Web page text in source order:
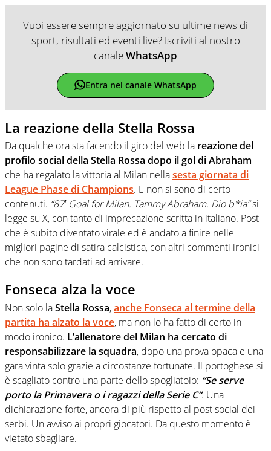
Vuoi essere sempre aggiornato su ultime news di
sport, risultati ed eventi live? Iscriviti al nostro
canaleWhatsApp
Entra nel canale WhatsApp
La reazione della Stella Rossa
Da qualche ora sta facendo il giro del web la reazione del
profilo social della Stella Rossa dopo il gol di Abraham
che ha regalato la vittoria al Milan nellasesta giornata di
League Phase di Champions. E non si sono di certo
contenuti. “87′ Goal for Milan. Tammy Abraham. Dio b*ia”si
legge su X, con tanto di imprecazione scritta in italiano. Post
che è subito diventato virale ed è andato a finire nelle
migliori pagine di satira calcistica, con altri commenti ironici
che non sono tardati ad arrivare.
Fonseca alza la voce
Non solo laStella Rossa,anche Fonseca al termine della
partita ha alzato la voce, ma non lo ha fatto di certo in
modo ironico. L’allenatore del Milan ha cercato di
responsabilizzare la squadra, dopo una prova opaca e una
gara vinta solo grazie a circostanze fortunate. Il portoghese si
è scagliato contro una parte dello spogliatoio: “Se serve
porto la Primavera o i ragazzi della Serie C”. Una
dichiarazione forte, ancora di più rispetto al post social dei
serbi. Un avviso ai propri giocatori. Da questo momento è
vietato sbagliare.